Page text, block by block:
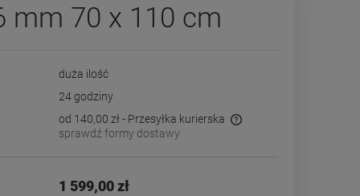
mm 70 x 110 cm
duża ilość
24 godziny
od 140,00 zł - Przesyłka kurierska
sprawdź formy dostawy
1 599,00 zł